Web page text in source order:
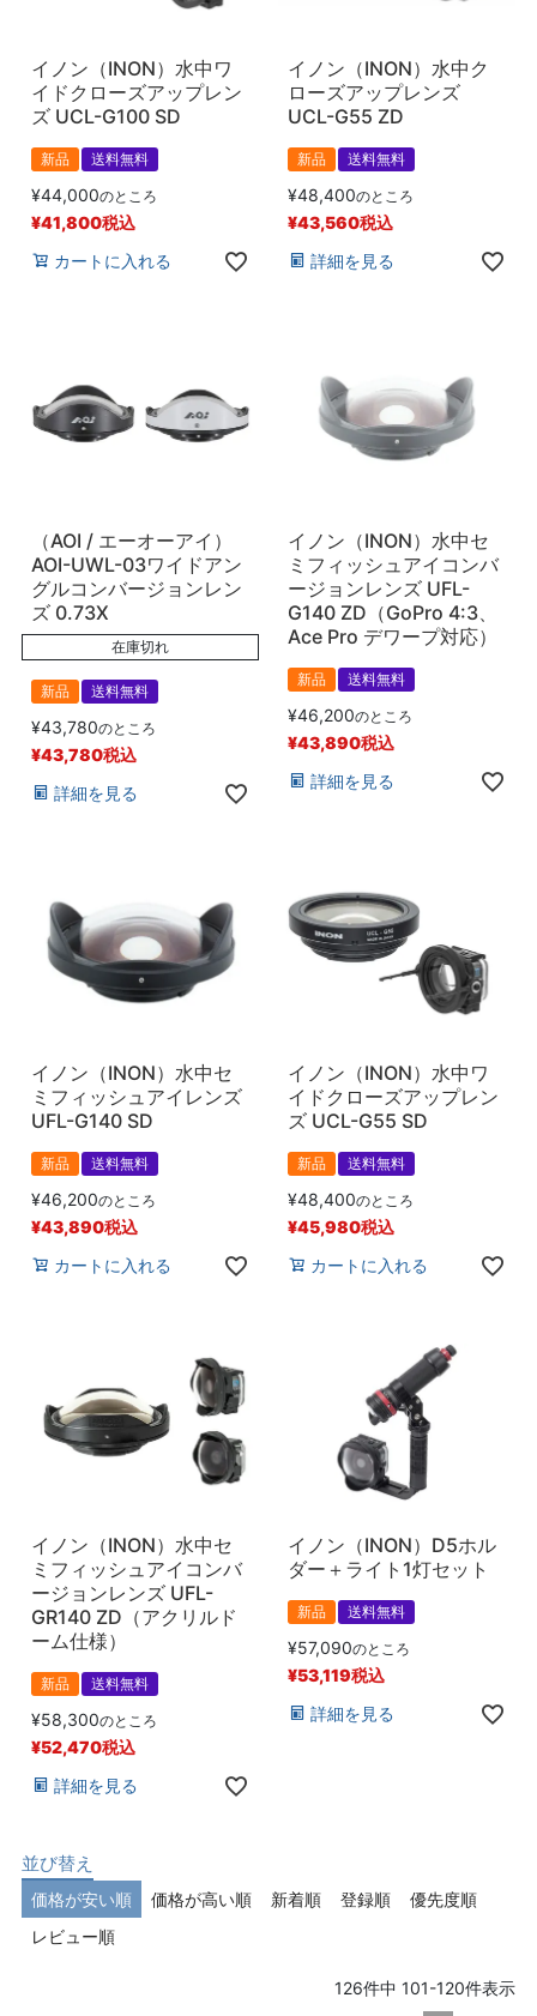
イノン（INON）水中ワ
イドクローズアップレン
ズ UCL-G100 SD
新品 送料無料
¥44,000のところ
¥41,800税込
カートに入れる
イノン（INON）水中ク
ローズアップレンズ
UCL-G55 ZD
新品 送料無料
¥48,400のところ
¥43,560税込
詳細を見る
（AOI / エーオーアイ）
AOI-UWL-03ワイドアン
グルコンバージョンレン
ズ 0.73X
在庫切れ
新品 送料無料
¥43,780のところ
¥43,780税込
詳細を見る
イノン（INON）水中セ
ミフィッシュアイコンバ
ージョンレンズ UFL-
G140 ZD（GoPro 4:3、
Ace Pro デワープ対応）
新品 送料無料
¥46,200のところ
¥43,890税込
詳細を見る
イノン（INON）水中セ
ミフィッシュアイレンズ
UFL-G140 SD
新品 送料無料
¥46,200のところ
¥43,890税込
カートに入れる
イノン（INON）水中ワ
イドクローズアップレン
ズ UCL-G55 SD
新品 送料無料
¥48,400のところ
¥45,980税込
カートに入れる
イノン（INON）水中セ
ミフィッシュアイコンバ
ージョンレンズ UFL-
GR140 ZD（アクリルド
ーム仕様）
新品 送料無料
¥58,300のところ
¥52,470税込
詳細を見る
イノン（INON）D5ホル
ダー＋ライト1灯セット
新品 送料無料
¥57,090のところ
¥53,119税込
詳細を見る
並び替え
価格が安い順 価格が高い順 新着順 登録順
優先度順
レビュー順
126件中 101-120件表示